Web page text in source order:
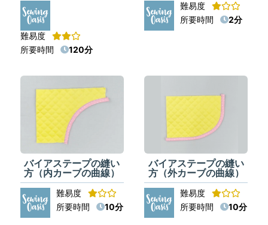
難易度
所要時間
120分
難易度
所要時間
2分
バイアステープの縫い
方（内カーブの曲線）
難易度
所要時間
10分
バイアステープの縫い
方（外カーブの曲線）
難易度
所要時間
10分